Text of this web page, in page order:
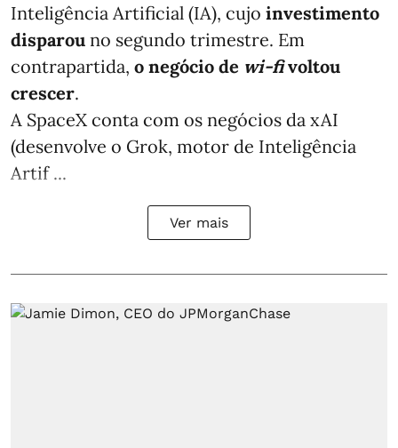
Inteligência Artificial (IA), cujo investimento
disparou no segundo trimestre. Em
contrapartida, o negócio de wi-fivoltou
crescer.
A SpaceX conta com os negócios da xAI
(desenvolve o Grok, motor de Inteligência
Artif ...
Ver mais